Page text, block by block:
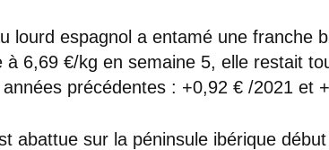
lourd espagnol a entamé une franche
à 6,69 €/kg en semaine 5, elle restait
précédentes : +0,92 € /2021 et
abattue sur la péninsule ibérique